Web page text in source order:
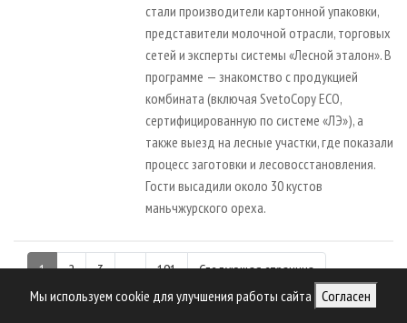
Мы используем cookie для улучшения работы сайта Согласен
стали производители картонной упаковки,
представители молочной отрасли, торговых
сетей и эксперты системы «Лесной эталон». В
программе — знакомство с продукцией
комбината (включая SvetoCopy ECO,
сертифицированную по системе «ЛЭ»), а
также выезд на лесные участки, где показали
процесс заготовки и лесовосстановления.
Гости высадили около 30 кустов
маньчжурского ореха.
1 2 3 ... 191 Следующая страница